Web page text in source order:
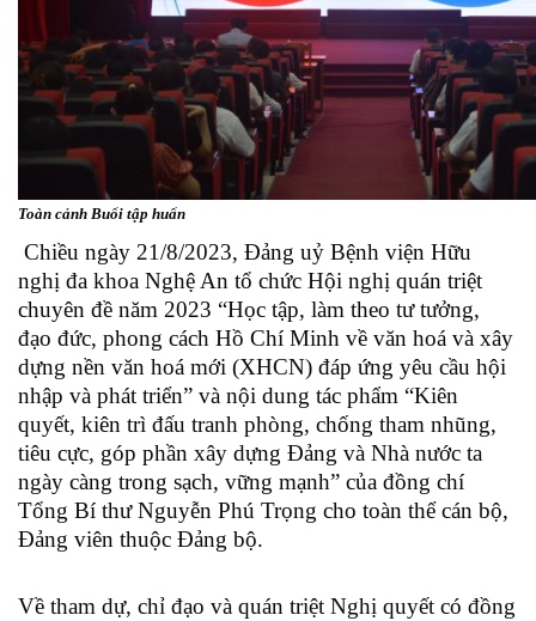
Toàn cảnh Buổi tập huấn
Chiều ngày 21/8/2023, Đảng uỷ Bệnh viện Hữu
nghị đa khoa Nghệ An tổ chức Hội nghị quán triệt
chuyên đề năm 2023 “Học tập, làm theo tư tưởng,
đạo đức, phong cách Hồ Chí Minh về văn hoá và xây
dựng nền văn hoá mới (XHCN) đáp ứng yêu cầu hội
nhập và phát triển” và nội dung tác phẩm “Kiên
quyết, kiên trì đấu tranh phòng, chống tham nhũng,
tiêu cực, góp phần xây dựng Đảng và Nhà nước ta
ngày càng trong sạch, vững mạnh” của đồng chí
Tổng Bí thư Nguyễn Phú Trọng cho toàn thể cán bộ,
Đảng viên thuộc Đảng bộ.
Về tham dự, chỉ đạo và quán triệt Nghị quyết có đồng